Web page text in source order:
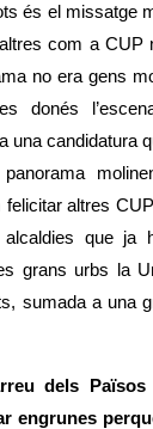
és el missatge
com a CUP
no era gens
donés
una candidatura
altres
que ja
grans urbs la
sumada a una
dels
engrunes